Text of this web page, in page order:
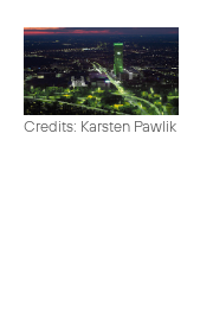
Credits: Karsten Pawlik